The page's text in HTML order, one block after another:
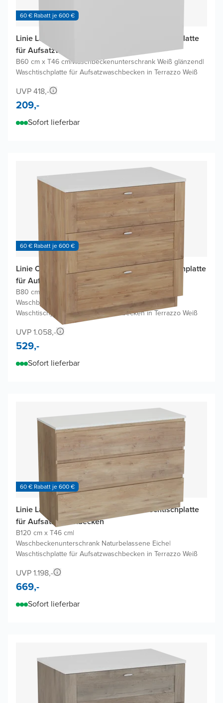
60 € Rabatt je 600 €
Linie Lado Badmöbel Set mit Lado Waschtischplatte
für Aufsatzwaschbecken
B60 cm x T46 cm|Waschbeckenunterschrank Weiß glänzend|
Waschtischplatte für Aufsatzwaschbecken in Terrazzo Weiß
UVP 418,-
209,-
Sofort lieferbar
60 € Rabatt je 600 €
Linie Classo Badmöbel Set mit Lado Waschtischplatte
für Aufsatzwaschbecken
B80 cm x T46 cm
Waschbeckenunterschrank Naturbelassene Eiche|
Waschtischplatte für Aufsatzwaschbecken in Terrazzo Weiß
UVP 1.058,-
529,-
Sofort lieferbar
60 € Rabatt je 600 €
Linie Lado Badmöbel Set mit Lado Waschtischplatte
für Aufsatzwaschbecken
B120 cm x T46 cm|
Waschbeckenunterschrank Naturbelassene Eiche|
Waschtischplatte für Aufsatzwaschbecken in Terrazzo Weiß
UVP 1.198,-
669,-
Sofort lieferbar